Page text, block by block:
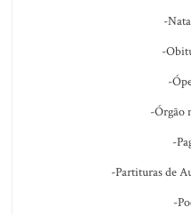
-
-
-
-Órgão
-
-Partituras de
-